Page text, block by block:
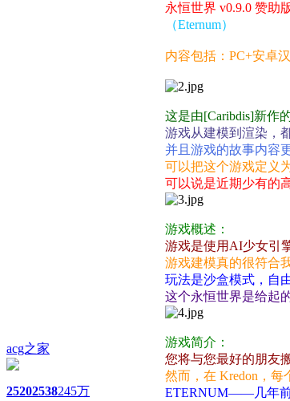
acg之家
25202538245万
永恒世界 v0.9.0 赞助
（Eternum）
内容包括：PC+安卓
这是由[Caribdis]新作
游戏从建模到渲染，
并且游戏的故事内容
可以把这个游戏定义
可以说是近期少有的
游戏概述：
游戏是使用AI少女引
游戏建模真的很符合
玩法是沙盒模式，自
这个永恒世界是给起
游戏简介：
您将与您最好的朋友
然而，在 Kredon，每
ETERNUM——几年前